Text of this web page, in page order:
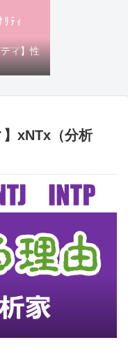
ィ】性
】xNTx（分析